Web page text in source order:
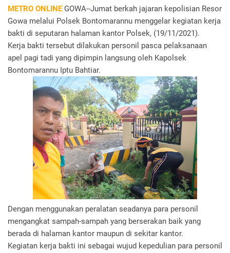
METRO ONLINEGOWA--Jumat berkah jajaran kepolisian Resor
Gowa melalui Polsek Bontomarannu menggelar kegiatan kerja
bakti di seputaran halaman kantor Polsek, (19/11/2021).
Kerja bakti tersebut dilakukan personil pasca pelaksanaan
apel pagi tadi yang dipimpin langsung oleh Kapolsek
Bontomarannu Iptu Bahtiar.
Dengan menggunakan peralatan seadanya para personil
mengangkat sampah-sampah yang berserakan baik yang
berada di halaman kantor maupun di sekitar kantor.
Kegiatan kerja bakti ini sebagai wujud kepedulian para personil